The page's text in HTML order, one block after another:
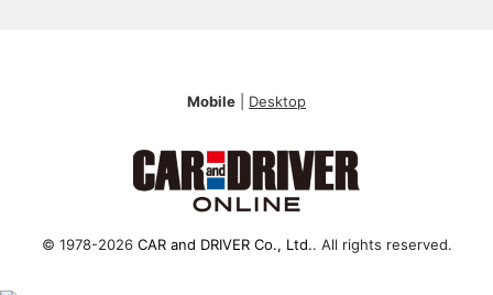
Mobile Desktop
© 1978-2026 CAR and DRIVER Co., Ltd.. All rights reserved.